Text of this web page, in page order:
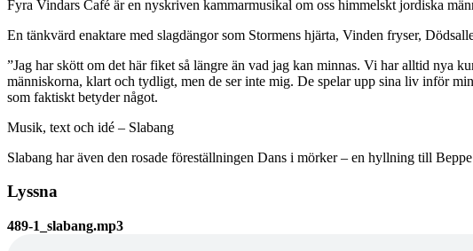
Fyra Vindars Café är en nyskriven kammarmusikal om oss himmelskt jordiska
En tänkvärd enaktare med slagdängor som Stormens hjärta, Vinden fryser,
”Jag har skött om det här fiket så längre än vad jag kan minnas. Vi har alltid nya
människorna, klart och tydligt, men de ser inte mig. De spelar upp sina liv inför
som faktiskt betyder något.
Musik, text och idé – Slabang
Slabang har även den rosade föreställningen Dans i mörker – en hyllning till
Lyssna
489-1_slabang.mp3